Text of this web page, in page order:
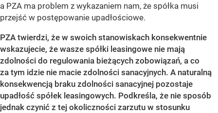
a PZA ma problem z wykazaniem nam, że spółka musi
przejść w postępowanie upadłościowe.
PZA twierdzi, że w swoich stanowiskach konsekwentnie
wskazujecie, że wasze spółki leasingowe nie mają
zdolności do regulowania bieżących zobowiązań, a co
za tym idzie nie macie zdolności sanacyjnych. A naturalną
konsekwencją braku zdolności sanacyjnej pozostaje
upadłość spółek leasingowych. Podkreśla, że nie sposób
jednak czynić z tej okoliczności zarzutu w stosunku